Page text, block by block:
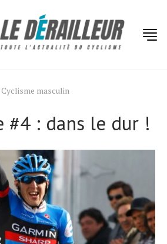
Cyclisme masculin
#4 : dans le dur !